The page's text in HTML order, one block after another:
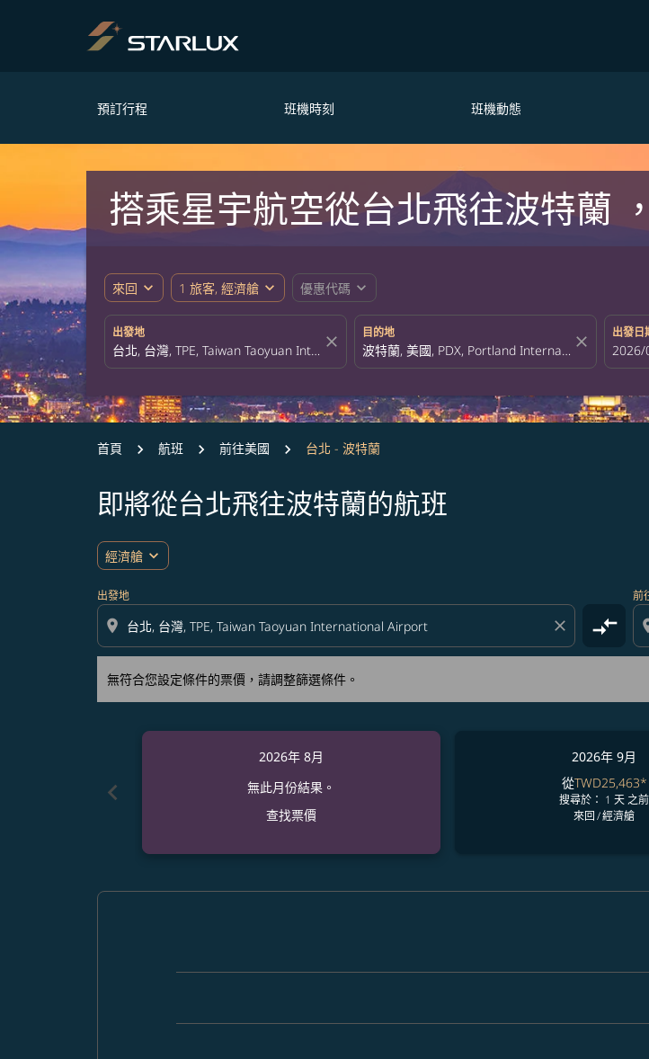
預訂行程 班機時刻 班機動態
搭乘星宇航空從台北飛往波特蘭
來回 expand_more 1 旅客, 經濟艙 expand_more 優惠代碼 expand_more
出發地
close
目的地
close
出發日
fc-
2026/
首頁 航班 前往美國 台北 - 波特蘭
即將從台北飛往波特蘭的航班
經濟艙 expand_more
出發地
location_on close compare_arrows
前
無符合您設定條件的票價，請調整篩選條件。
無符合您設定條件的票價，請調整篩選條件。
chevron_left
2026年 8月
無此月份結果。
查找票價
2026年 9月
從TWD25,463*
搜尋於： 1 天 之前
來回/經濟艙